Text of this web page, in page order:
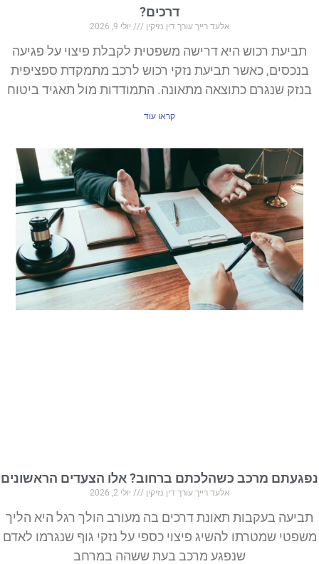
דרכים?
אלעד רייך עורך דין נזיקין יולי 9, 2026
תביעת רכוש היא דרישה משפטית לקבלת פיצוי על פגיעה
בנכסים, כאשר תביעת נזקי רכוש לרכב מתמקדת ספציפית
בנזק שנגרם כתוצאה מתאונה. התמודדות מול תאגיד ביטוח
קראו עוד
נפגעתם מרכב כשהלכתם ברחוב? אלו הצעדים הראשונים
אלעד רייך עורך דין נזיקין יולי 2, 2026
תביעה בעקבות תאונת דרכים בה מעורב הולך רגל היא הליך
משפטי שמטרתו להשיג פיצוי כספי על נזקי גוף שנגרמו לאדם
שנפגע מרכב בעת ששהה במרחב